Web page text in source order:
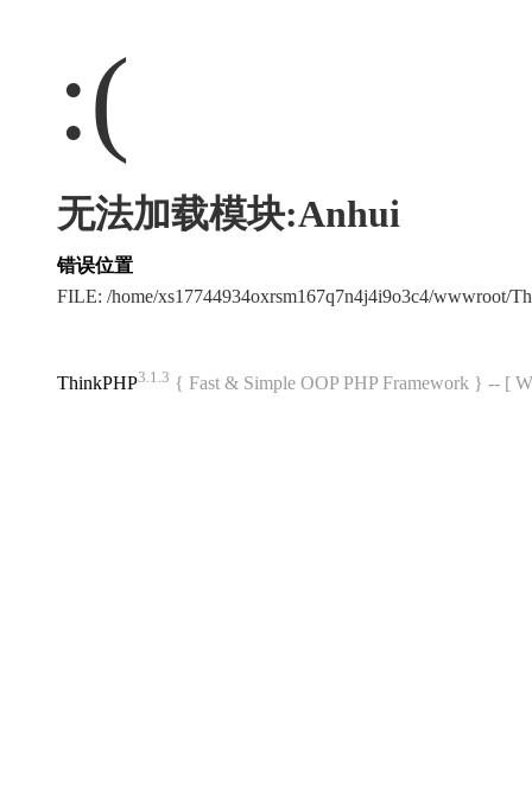
:(
无法加载模块:Anhui
错误位置
FILE: /home/xs17744934oxrsm167q7n4j4i9o3c4/
ThinkPHP3.1.3 { Fast & Simple OOP PHP Framework } -- [